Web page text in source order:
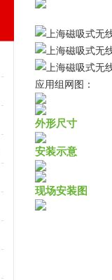
应用组网图：
外形尺寸
安装示意
现场安装图